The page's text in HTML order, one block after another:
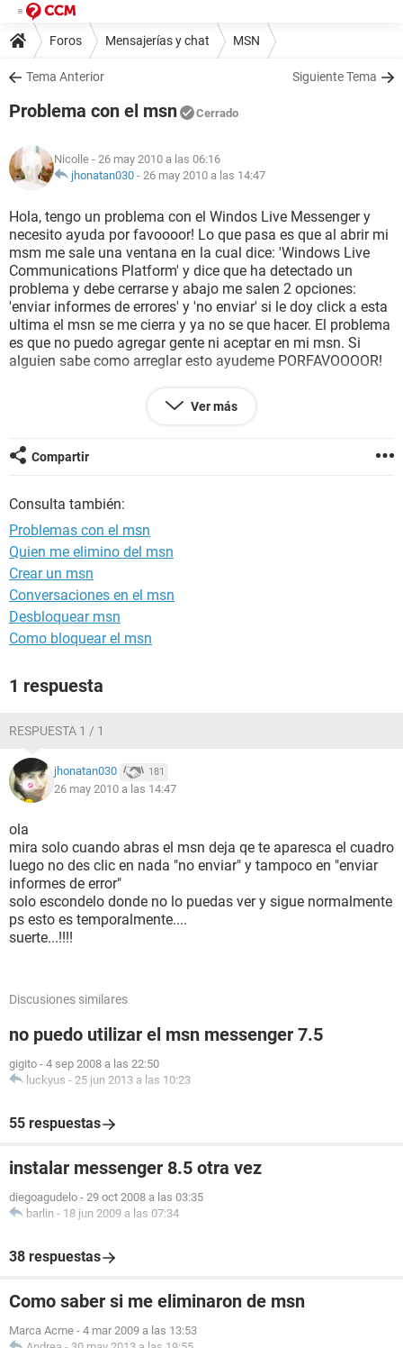
Foros Mensajerías y chat MSN
Tema Anterior Siguiente Tema
Problema con el msn Cerrado
Nicolle - 26 may 2010 a las 06:16
jhonatan030 - 26 may 2010 a las 14:47
Hola, tengo un problema con el Windos Live Messenger y
necesito ayuda por favoooor! Lo que pasa es que al abrir mi
msm me sale una ventana en la cual dice: 'Windows Live
Communications Platform' y dice que ha detectado un
problema y debe cerrarse y abajo me salen 2 opciones:
'enviar informes de errores' y 'no enviar' si le doy click a esta
ultima el msn se me cierra y ya no se que hacer. El problema
es que no puedo agregar gente ni aceptar en mi msn. Si
alguien sabe como arreglar esto ayudeme PORFAVOOOOR!
Ver más
Compartir
Consulta también:
Problemas con el msn
Quien me elimino del msn
Crear un msn
Conversaciones en el msn
Desbloquear msn
Como bloquear el msn
1 respuesta
RESPUESTA 1 / 1
jhonatan030 181
26 may 2010 a las 14:47
ola
mira solo cuando abras el msn deja qe te aparesca el cuadro
luego no des clic en nada "no enviar" y tampoco en "enviar
informes de error"
solo escondelo donde no lo puedas ver y sigue normalmente
ps esto es temporalmente....
suerte...!!!!
Discusiones similares
no puedo utilizar el msn messenger 7.5
gigito - 4 sep 2008 a las 22:50
luckyus - 25 jun 2013 a las 10:23
55 respuestas
instalar messenger 8.5 otra vez
diegoagudelo - 29 oct 2008 a las 03:35
barlin - 18 jun 2009 a las 07:34
38 respuestas
Como saber si me eliminaron de msn
Marca Acme - 4 mar 2009 a las 13:53